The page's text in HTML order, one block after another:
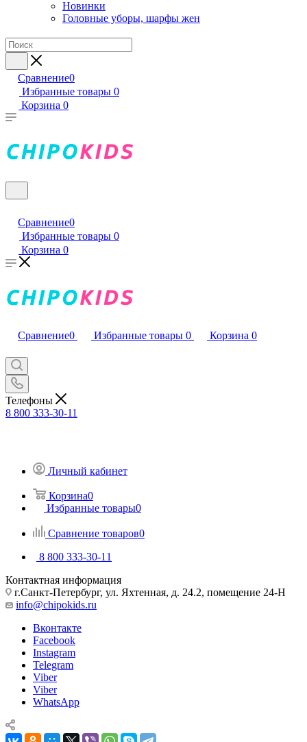
Новинки
Головные уборы, шарфы жен
Сравнение0
Избранные товары 0
Корзина 0
Сравнение0
Избранные товары 0
Корзина 0
Сравнение0 Избранные товары 0 Корзина 0
Телефоны
8 800 333-30-11
Личный кабинет
Корзина0
Избранные товары0
Сравнение товаров0
8 800 333-30-11
Контактная информация
г.Санкт-Петербург, ул. Яхтенная, д. 24.2, помещение 24-Н
info@chipokids.ru
Вконтакте
Facebook
Instagram
Telegram
Viber
Viber
WhatsApp